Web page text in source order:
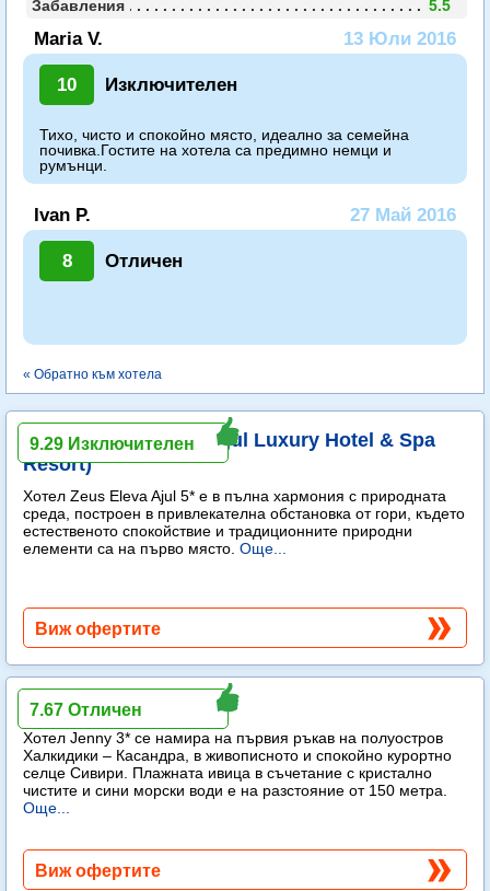
Забавления 5.5
Maria V. 13 Юли 2016
10 Изключителен
Тихо, чисто и спокойно място, идеално за семейна
почивка.Гостите на хотела са предимно немци и
румънци.
Ivan P. 27 Май 2016
8 Отличен
« Обратно към хотела
Zeus Eleva Ajul (ex. Ajul Luxury Hotel & Spa
Resort)
Хотел Zeus Eleva Ajul 5* е в пълна хармония с природната
среда, построен в привлекателна обстановка от гори, където
естественото спокойствие и традиционните природни
елементи са на първо място. Още...
9.29 Изключителен
Виж офертите
Jenny
Хотел Jenny 3* се намира на първия ръкав на полуостров
Халкидики – Касандра, в живописното и спокойно курортно
селце Сивири. Плажната ивица в съчетание с кристално
чистите и сини морски води е на разстояние от 150 метра.
Още...
7.67 Отличен
Виж офертите